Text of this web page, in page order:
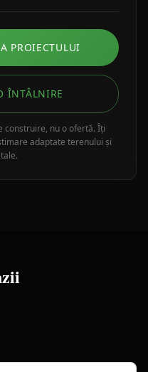
PROIECTULUI
ÎNTÂLNIRE
construire, nu o ofertă. Îți
adaptate terenului și